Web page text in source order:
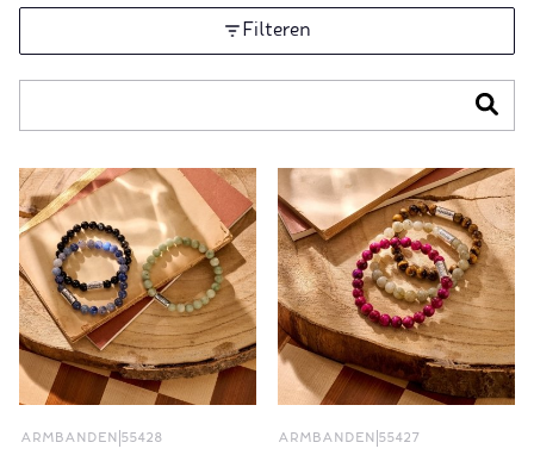
Filteren
ARMBANDEN 55428 ARMBANDEN 55427